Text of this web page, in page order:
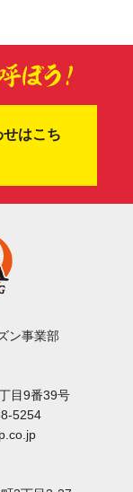
はこち
ン事業部
目9番39号
5254